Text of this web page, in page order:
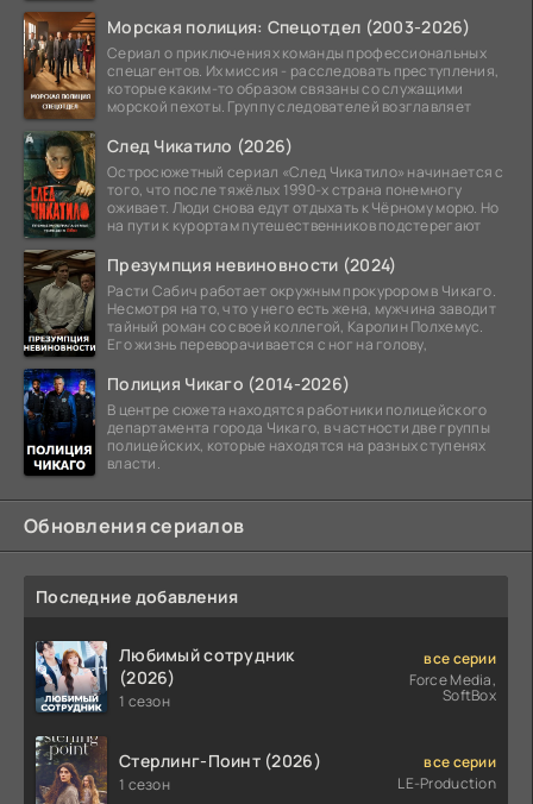
Морская полиция: Спецотдел (2003-2026)
Сериал о приключениях команды профессиональных
спецагентов. Их миссия - расследовать преступления,
которые каким-то образом связаны со служащими
морской пехоты. Группу следователей возглавляет
След Чикатило (2026)
Остросюжетный сериал «След Чикатило» начинается с
того, что после тяжёлых 1990-х страна понемногу
оживает. Люди снова едут отдыхать к Чёрному морю. Но
на пути к курортам путешественников подстерегают
Презумпция невиновности (2024)
Расти Сабич работает окружным прокурором в Чикаго.
Несмотря на то, что у него есть жена, мужчина заводит
тайный роман со своей коллегой, Каролин Полхемус.
Его жизнь переворачивается с ног на голову,
Полиция Чикаго (2014-2026)
В центре сюжета находятся работники полицейского
департамента города Чикаго, в частности две группы
полицейских, которые находятся на разных ступенях
власти.
Обновления сериалов
Последние добавления
Любимый сотрудник
(2026)
1 сезон
все серии
Force Media,
SoftBox
Стерлинг-Поинт (2026)
1 сезон
все серии
LE-Production